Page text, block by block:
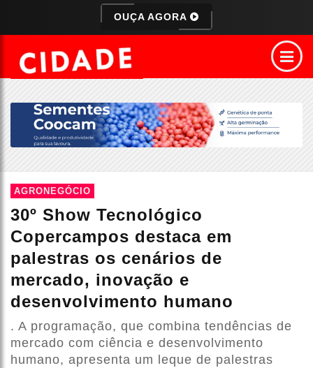
OUÇA AGORA
AGRONEGÓCIO
30º Show Tecnológico
Copercampos destaca em
palestras os cenários de
mercado, inovação e
desenvolvimento humano
. A programação, que combina tendências de
mercado com ciência e desenvolvimento
humano, apresenta um leque de palestras